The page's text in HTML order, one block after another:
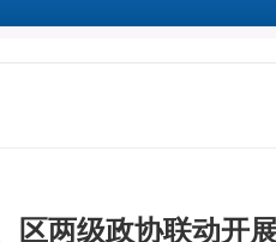
区两级政协联动开